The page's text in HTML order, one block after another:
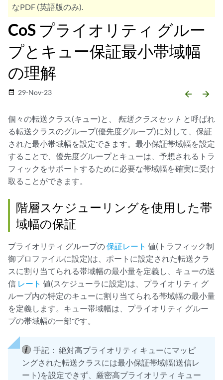
なPDF (英語版のみ).
CoS プライオリティ グルー
プとキュー保証最小帯域幅
の理解
date_range 29-Nov-23 arrow_backward arrow_forward
個々の転送クラス(キュー)と、 転送クラスセット と呼ばれ
る転送クラスのグループ(優先度グループ)に対して、保証
された最小帯域幅を設定できます。最小保証帯域幅を設定
することで、優先度グループとキューは、予想されるトラ
フィックをサポートするために必要な帯域幅を確実に受け
取ることができます。
階層スケジューリングを使用した帯
域幅の保証
プライオリティ グループの保証レート 値(トラフィック制
御プロファイルに設定)は、ポートに設定された転送クラ
スに割り当てられる帯域幅の最小量を定義し、キューの送
信 レート 値(スケジューラに設定)は、プライオリティ グ
ループ内の特定のキューに割り当てられる帯域幅の最小量
を定義します。キュー帯域幅は、プライオリティ グルー
プの帯域幅の一部です。
手記： 絶対高プライオリティ キューにマッピ
ングされた転送クラスには最小保証帯域幅(送信レ
ート)を設定できず、厳密高プライオリティ キュー